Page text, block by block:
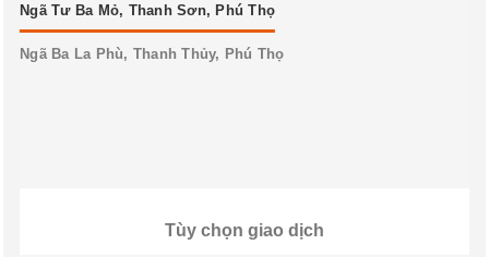
Ngã Tư Ba Mỏ, Thanh Sơn, Phú Thọ
Ngã Ba La Phù, Thanh Thủy, Phú Thọ
Tùy chọn giao dịch